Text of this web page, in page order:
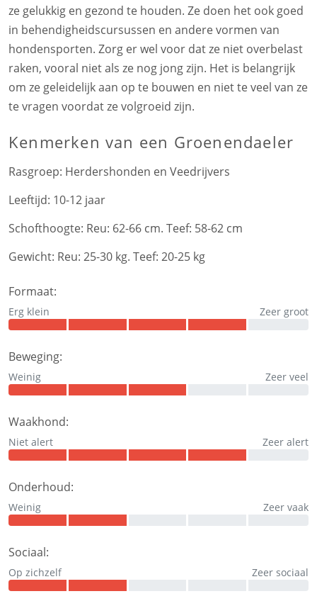
ze gelukkig en gezond te houden. Ze doen het ook goed
in behendigheidscursussen en andere vormen van
hondensporten. Zorg er wel voor dat ze niet overbelast
raken, vooral niet als ze nog jong zijn. Het is belangrijk
om ze geleidelijk aan op te bouwen en niet te veel van ze
te vragen voordat ze volgroeid zijn.
Kenmerken van een Groenendaeler
Rasgroep: Herdershonden en Veedrijvers
Leeftijd: 10-12 jaar
Schofthoogte: Reu: 62-66 cm. Teef: 58-62 cm
Gewicht: Reu: 25-30 kg. Teef: 20-25 kg
Formaat:
Erg klein Zeer groot
Beweging:
Weinig Zeer veel
Waakhond:
Niet alert Zeer alert
Onderhoud:
Weinig Zeer vaak
Sociaal:
Op zichzelf Zeer sociaal